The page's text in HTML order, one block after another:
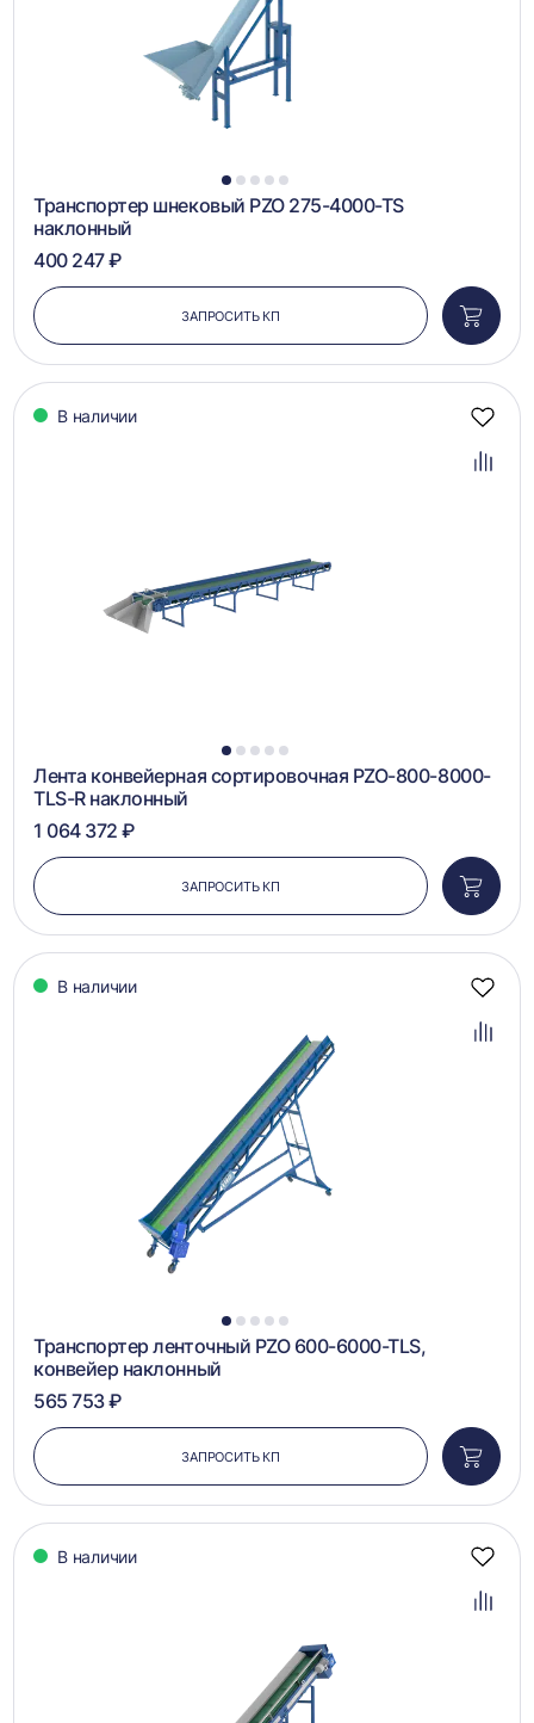
1 2 3 4 5
Транспортер шнековый PZO 275-4000-TS
наклонный
400 247 ₽
ЗАПРОСИТЬ КП
в
В наличии
1 2 3 4 5
Лента конвейерная сортировочная PZO-800-8000-
TLS-R наклонный
1 064 372 ₽
ЗАПРОСИТЬ КП
в
В наличии
1 2 3 4 5
Транспортер ленточный PZO 600-6000-TLS,
конвейер наклонный
565 753 ₽
ЗАПРОСИТЬ КП
в
В наличии